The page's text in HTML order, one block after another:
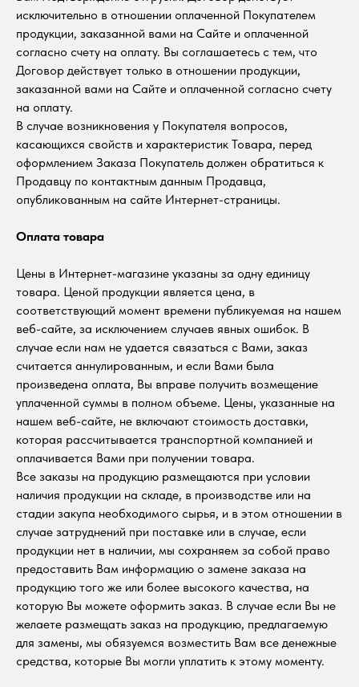
исключительно в отношении оплаченной Покупателем
продукции, заказанной вами на Сайте и оплаченной
согласно счету на оплату. Вы соглашаетесь с тем, что
Договор действует только в отношении продукции,
заказанной вами на Сайте и оплаченной согласно счету
на оплату.
В случае возникновения у Покупателя вопросов,
касающихся свойств и характеристик Товара, перед
оформлением Заказа Покупатель должен обратиться к
Продавцу по контактным данным Продавца,
опубликованным на сайте Интернет-страницы.
Оплата товара
Цены в Интернет-магазине указаны за одну единицу
товара. Ценой продукции является цена, в
соответствующий момент времени публикуемая на нашем
веб-сайте, за исключением случаев явных ошибок. В
случае если нам не удается связаться с Вами, заказ
считается аннулированным, и если Вами была
произведена оплата, Вы вправе получить возмещение
уплаченной суммы в полном объеме. Цены, указанные на
нашем веб-сайте, не включают стоимость доставки,
которая рассчитывается транспортной компанией и
оплачивается Вами при получении товара.
Все заказы на продукцию размещаются при условии
наличия продукции на складе, в производстве или на
стадии закупа необходимого сырья, и в этом отношении в
случае затруднений при поставке или в случае, если
продукции нет в наличии, мы сохраняем за собой право
предоставить Вам информацию о замене заказа на
продукцию того же или более высокого качества, на
которую Вы можете оформить заказ. В случае если Вы не
желаете размещать заказ на продукцию, предлагаемую
для замены, мы обязуемся возместить Вам все денежные
средства, которые Вы могли уплатить к этому моменту.